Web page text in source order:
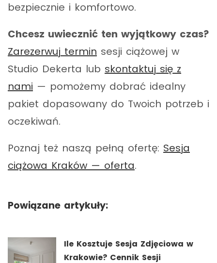
bezpiecznie i komfortowo.
Chcesz uwiecznić ten wyjątkowy czas?
Zarezerwuj termin sesji ciążowej w
Studio Dekerta lub skontaktuj się z
nami — pomożemy dobrać idealny
pakiet dopasowany do Twoich potrzeb i
oczekiwań.
Poznaj też naszą pełną ofertę: Sesja
ciążowa Kraków — oferta.
Powiązane artykuły:
Ile Kosztuje Sesja Zdjęciowa w
Krakowie? Cennik Sesji